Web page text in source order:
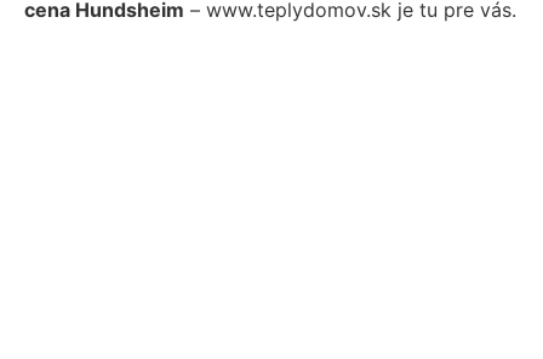
cena Hundsheim – www.teplydomov.sk je tu pre vás.